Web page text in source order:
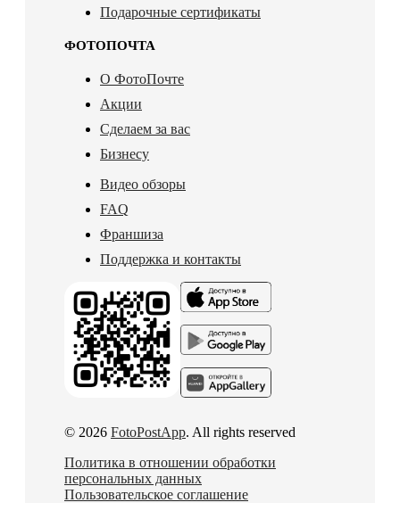
Подарочные сертификаты
ФОТОПОЧТА
О ФотоПочте
Акции
Сделаем за вас
Бизнесу
Видео обзоры
FAQ
Франшиза
Поддержка и контакты
© 2026 FotoPostApp. All rights reserved
Политика в отношении обработки
персональных данных
Пользовательское соглашение